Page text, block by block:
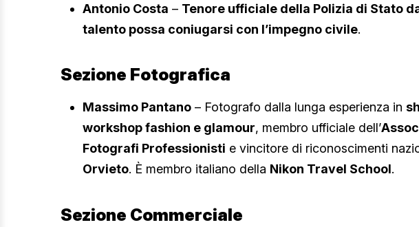
Antonio Costa – Tenore ufficiale della Polizia di Stato
talento possa coniugarsi con l’impegno civile.
Sezione Fotografica
Massimo Pantano – Fotografo dalla lunga esperienza in
workshop fashion e glamour, membro ufficiale dell’
Fotografi Professionisti e vincitore di riconoscimenti
Orvieto. È membro italiano della Nikon Travel School.
Sezione Commerciale